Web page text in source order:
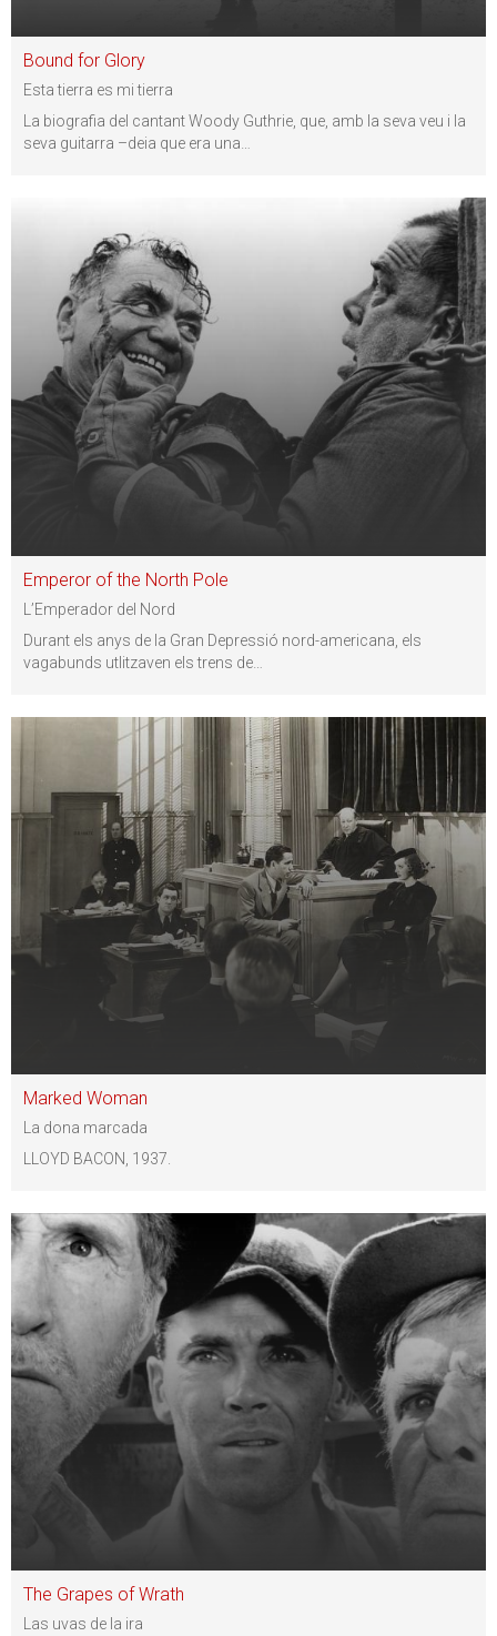
Bound for Glory
Esta tierra es mi tierra
La biografia del cantant Woody Guthrie, que, amb la seva veu i la
seva guitarra –deia que era una
Emperor of the North Pole
L’Emperador del Nord
Durant els anys de la Gran Depressió nord-americana, els
vagabunds utlitzaven els trens de
Marked Woman
La dona marcada
LLOYD BACON, 1937.
The Grapes of Wrath
Las uvas de la ira